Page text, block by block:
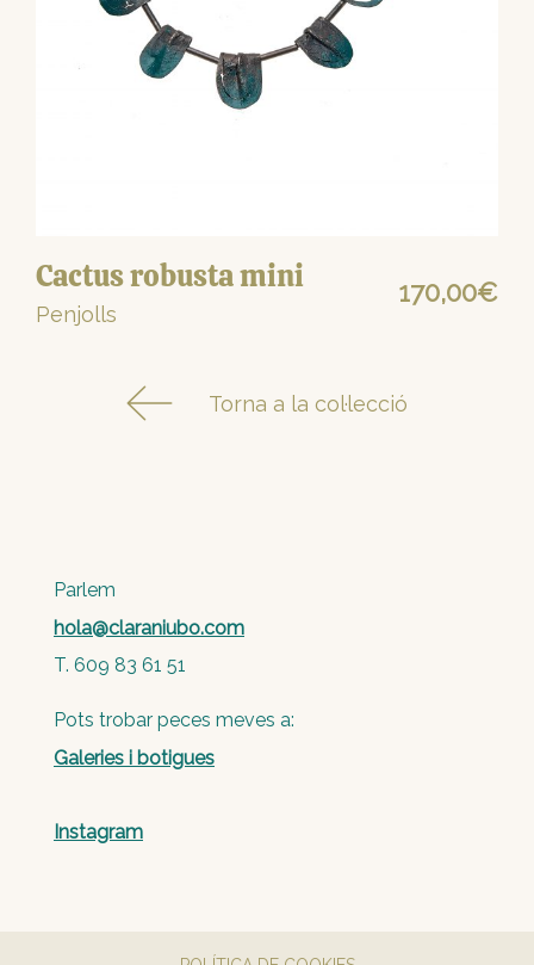
Cactus robusta mini
Penjolls
170,00€
Torna a la col·lecció
Parlem
hola@claraniubo.com
T. 609 83 61 51
Pots trobar peces meves a:
Galeries i botigues
Instagram